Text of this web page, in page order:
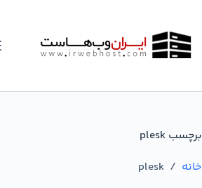
محتوا
برچسب
خانه /
plesk